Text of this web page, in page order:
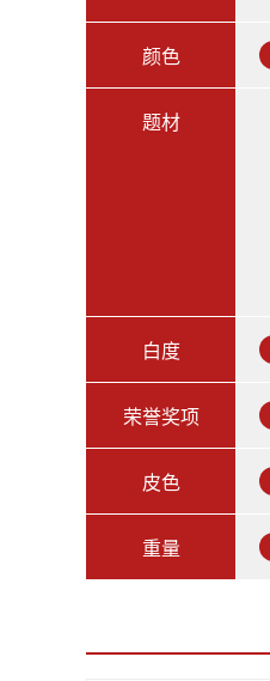
颜色
题材
白度
荣誉奖项
皮色
重量